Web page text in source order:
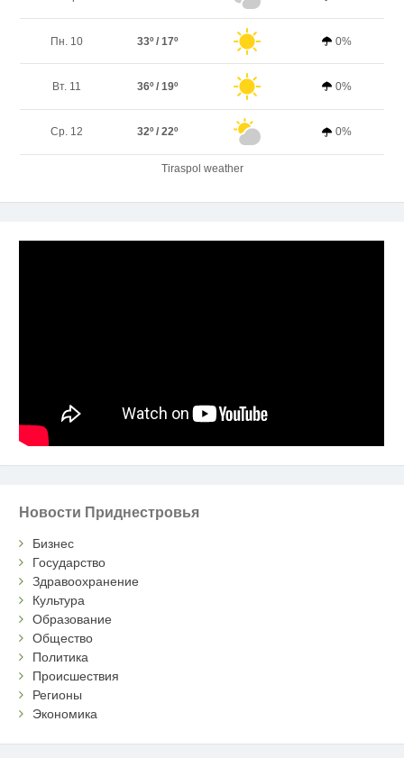
Пн. 10 33º / 17º 0%
Вт. 11 36º / 19º 0%
Ср. 12 32º / 22º 0%
Tiraspol weather
Новости Приднестровья
Бизнес
Государство
Здравоохранение
Культура
Образование
Общество
Политика
Происшествия
Регионы
Экономика